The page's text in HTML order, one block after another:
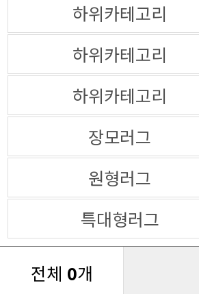
하위카테고리
하위카테고리
하위카테고리
장모러그
원형러그
특대형러그
전체 0개